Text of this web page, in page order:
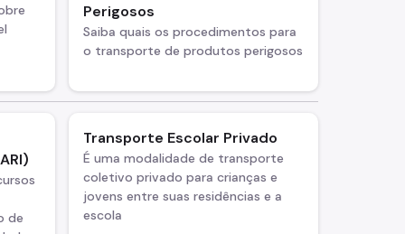
Perigosos
Saiba quais os procedimentos para
o transporte de produtos perigosos
de
Transporte Escolar Privado
É uma modalidade de transporte
coletivo privado para crianças e
jovens entre suas residências e a
escola